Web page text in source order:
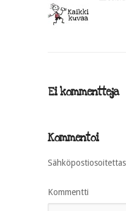
Ei kommentteja
Kommentoi
Kommentti